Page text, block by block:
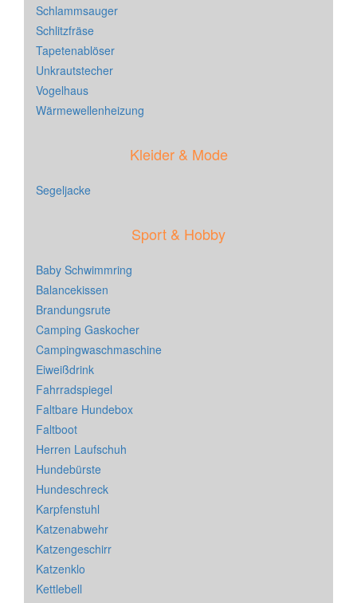
Schlammsauger
Schlitzfräse
Tapetenablöser
Unkrautstecher
Vogelhaus
Wärmewellenheizung
Kleider & Mode
Segeljacke
Sport & Hobby
Baby Schwimmring
Balancekissen
Brandungsrute
Camping Gaskocher
Campingwaschmaschine
Eiweißdrink
Fahrradspiegel
Faltbare Hundebox
Faltboot
Herren Laufschuh
Hundebürste
Hundeschreck
Karpfenstuhl
Katzenabwehr
Katzengeschirr
Katzenklo
Kettlebell